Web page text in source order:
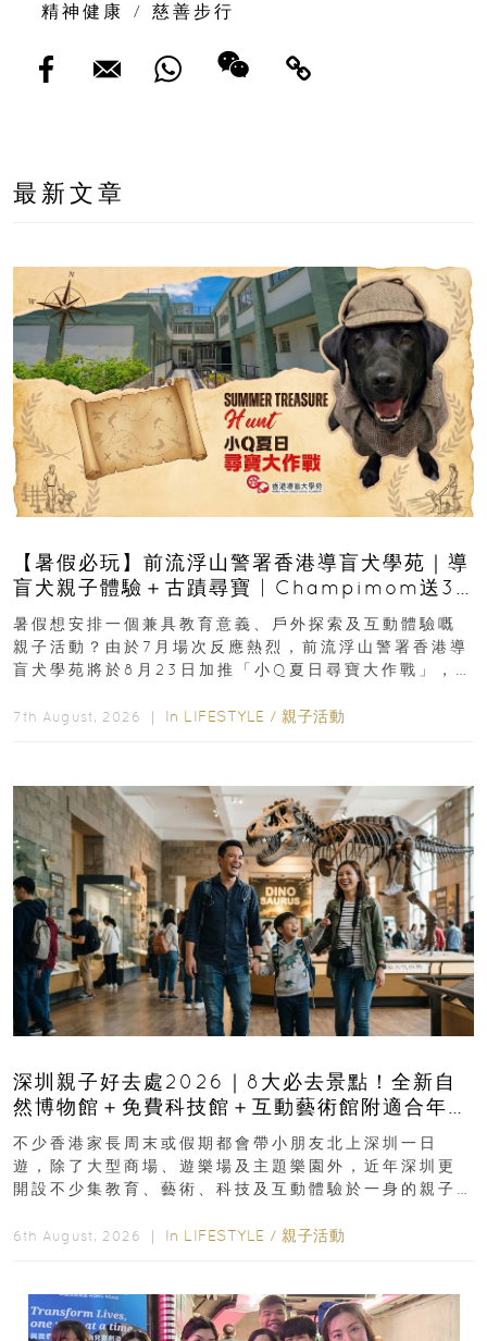
精神健康
/ 慈善步行
最新文章
【暑假必玩】前流浮山警署香港導盲犬學苑｜導
盲犬親子體驗＋古蹟尋寶 | Champimom送3
組免費名額
暑假想安排一個兼具教育意義、戶外探索及互動體驗嘅
親子活動？由於7月場次反應熱烈，前流浮山警署香港導
盲犬學苑將於8月23日加推「小Q夏日尋寶大作戰」，家
7th August, 2026 ｜ In LIFESTYLE / 親子活動
深圳親子好去處2026｜8大必去景點！全新自
然博物館＋免費科技館＋互動藝術館附適合年
齡、交通、門票、開放時間
不少香港家長周末或假期都會帶小朋友北上深圳一日
遊，除了大型商場、遊樂場及主題樂園外，近年深圳更
開設不少集教育、藝術、科技及互動體驗於一身的親子
6th August, 2026 ｜ In LIFESTYLE / 親子活動